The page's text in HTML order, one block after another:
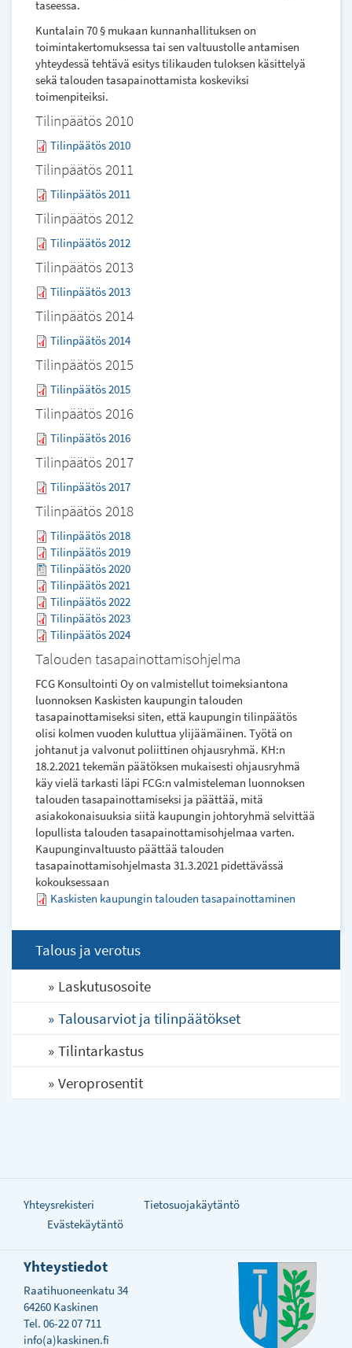
taseessa.
Kuntalain 70 § mukaan kunnanhallituksen on
toimintakertomuksessa tai sen valtuustolle antamisen
yhteydessä tehtävä esitys tilikauden tuloksen käsittelyä
sekä talouden tasapainottamista koskeviksi
toimenpiteiksi.
Tilinpäätös 2010
Tilinpäätös 2010
Tilinpäätös 2011
Tilinpäätös 2011
Tilinpäätös 2012
Tilinpäätös 2012
Tilinpäätös 2013
Tilinpäätös 2013
Tilinpäätös 2014
Tilinpäätös 2014
Tilinpäätös 2015
Tilinpäätös 2015
Tilinpäätös 2016
Tilinpäätös 2016
Tilinpäätös 2017
Tilinpäätös 2017
Tilinpäätös 2018
Tilinpäätös 2018
Tilinpäätös 2019
Tilinpäätös 2020
Tilinpäätös 2021
Tilinpäätös 2022
Tilinpäätös 2023
Tilinpäätös 2024
Talouden tasapainottamisohjelma
FCG Konsultointi Oy on valmistellut toimeksiantona
luonnoksen Kaskisten kaupungin talouden
tasapainottamiseksi siten, että kaupungin tilinpäätös
olisi kolmen vuoden kuluttua ylijäämäinen. Työtä on
johtanut ja valvonut poliittinen ohjausryhmä. KH:n
18.2.2021 tekemän päätöksen mukaisesti ohjausryhmä
käy vielä tarkasti läpi FCG:n valmisteleman luonnoksen
talouden tasapainottamiseksi ja päättää, mitä
asiakokonaisuuksia siitä kaupungin johtoryhmä selvittää
lopullista talouden tasapainottamisohjelmaa varten.
Kaupunginvaltuusto päättää talouden
tasapainottamisohjelmasta 31.3.2021 pidettävässä
kokouksessaan
Kaskisten kaupungin talouden tasapainottaminen
Talous ja verotus
Laskutusosoite
Talousarviot ja tilinpäätökset
Tilintarkastus
Veroprosentit
Yhteysrekisteri
Tietosuojakäytäntö
Evästekäytäntö
Yhteystiedot
Raatihuoneenkatu 34
64260 Kaskinen
Tel. 06-22 07 711
info(a)kaskinen.fi